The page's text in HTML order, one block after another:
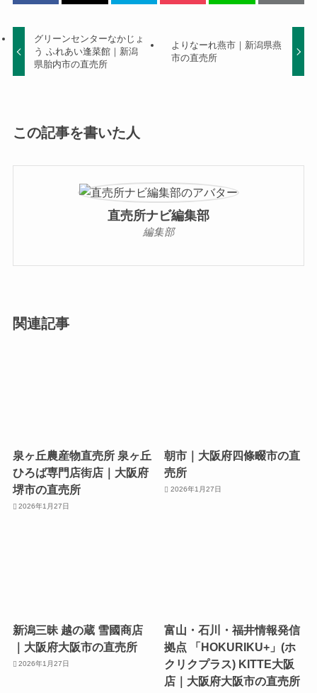
グリーンセンターなかじょ
う ふれあい逢菜館｜新潟
県胎内市の直売所
よりなーれ燕市｜新潟県燕
市の直売所
この記事を書いた人
直売所ナビ編集部
編集部
関連記事
泉ヶ丘農産物直売所 泉ヶ丘
ひろば専門店街店｜大阪府
堺市の直売所
2026年1月27日
朝市｜大阪府四條畷市の直
売所
2026年1月27日
新潟三昧 越の蔵 雪國商店
｜大阪府大阪市の直売所
2026年1月27日
富山・石川・福井情報発信
拠点 「HOKURIKU+」(ホ
クリクプラス) KITTE大阪
店｜大阪府大阪市の直売所